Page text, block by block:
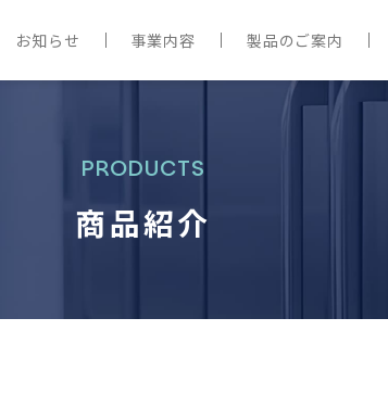
お知らせ 事業内容 製品のご案内
PRODUCTS
商品紹介